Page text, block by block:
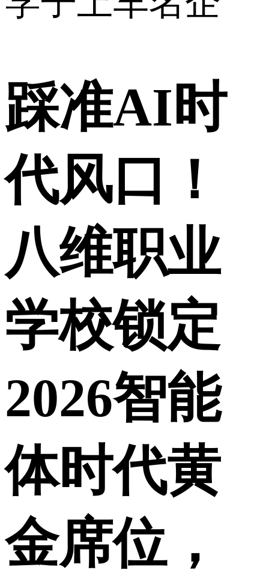
踩准AI时
代风口！
八维职业
学校锁定
2026智能
体时代黄
金席位，